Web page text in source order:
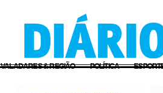
VALADARES & REGIÃO POLÍTICA